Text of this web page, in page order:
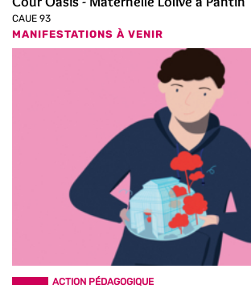
CAUE 93
MANIFESTATIONS À VENIR
ACTION PÉDAGOGIQUE